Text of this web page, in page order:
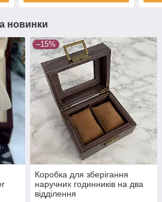
новинки
–15%
Коробка для зберігання
наручних годинників на два
відділення